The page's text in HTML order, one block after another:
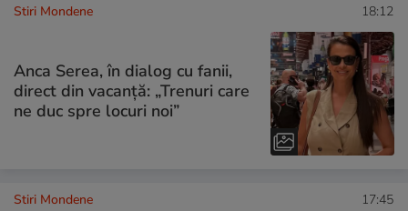
Stiri Mondene 18:12
Anca Serea, în dialog cu fanii,
direct din vacanță: „Trenuri care
ne duc spre locuri noi”
Stiri Mondene 17:45